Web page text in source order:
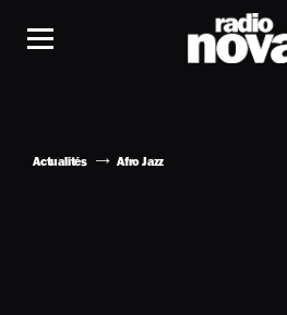
Actualités Afro Jazz